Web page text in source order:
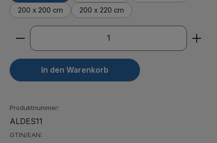
200 x 200 cm
200 x 220 cm
Produkt Anzahl: Gib den gewünschten Wert ein
In den Warenkorb
Produktnummer:
ALDES11
GTIN/EAN: